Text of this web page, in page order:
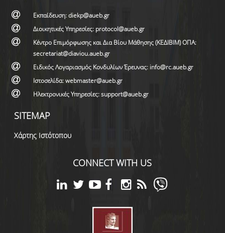
Εκπαίδευση: diekp@aueb.gr
Διοικητικές Υπηρεσίες: protocol@aueb.gr
Κέντρο Επιμόρφωσης και Δια Βίου Μάθησης (ΚΕΔΙΒΙΜ) ΟΠΑ:
secretariat@diaviou.aueb.gr
Ειδικός Λογαριασμός Κονδυλίων Έρευνας: info@rc.aueb.gr
Ιστοσελίδα: webmaster@aueb.gr
Ηλεκτρονικές Υπηρεσίες: support@aueb.gr
SITEMAP
Χάρτης Ιστότοπου
CONNECT WITH US